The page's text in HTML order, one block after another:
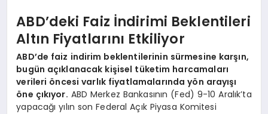
ABD’deki Faiz İndirimi Beklentileri
Altın Fiyatlarını Etkiliyor
ABD’de faiz indirim beklentilerinin sürmesine karşın,
bugün açıklanacak kişisel tüketim harcamaları
verileri öncesi varlık fiyatlamalarında yön arayışı
öne çıkıyor. ABD Merkez Bankasının (Fed) 9-10 Aralık’ta
yapacağı yılın son Federal Açık Piyasa Komitesi